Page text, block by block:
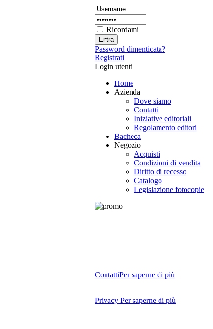
Ricordami
Password dimenticata?
Registrati
Login utenti
Home
Azienda
Dove siamo
Contatti
Iniziative editoriali
Regolamento editori
Bacheca
Negozio
Acquisti
Condizioni di vendita
Diritto di recesso
Catalogo
Legislazione fotocopie
ContattiPer saperne di più
Privacy Per saperne di più